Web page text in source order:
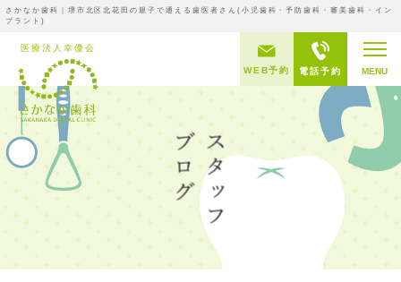
さかなか歯科｜堺市北区北花田の親子で通える歯医者さん(小児歯科・予防歯科・審美歯科・イン
プラント)
MENU
電話予約
WEB予約